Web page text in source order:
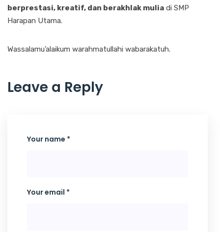
berprestasi, kreatif, dan berakhlak mulia di SMP
Harapan Utama.
Wassalamu’alaikum warahmatullahi wabarakatuh.
Leave a Reply
Your name *
Your email *